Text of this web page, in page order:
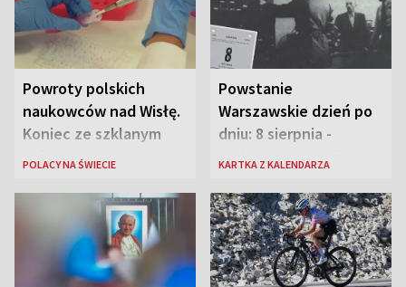
Powroty polskich
naukowców nad Wisłę.
Koniec ze szklanym
sufitem
POLACY NA ŚWIECIE
Powstanie
Warszawskie dzień po
dniu: 8 sierpnia -
rozbrzmiewa radio
„Antka Rozpylacza”
KARTKA Z KALENDARZA